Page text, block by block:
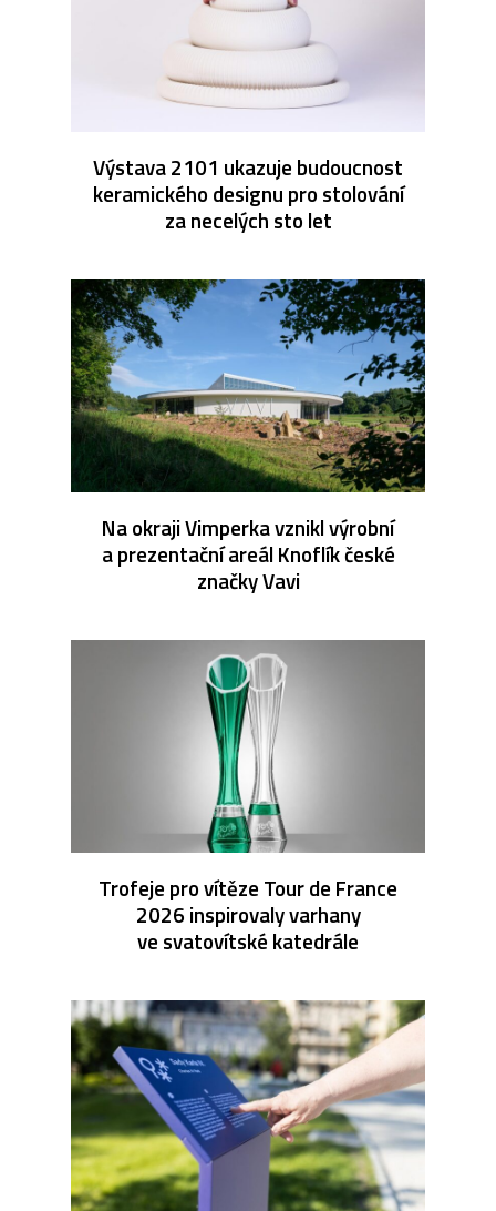
Výstava 2101 ukazuje budoucnost
keramického designu pro stolování
za necelých sto let
Na okraji Vimperka vznikl výrobní
a prezentační areál Knoflík české
značky Vavi
Trofeje pro vítěze Tour de France
2026 inspirovaly varhany
ve svatovítské katedrále